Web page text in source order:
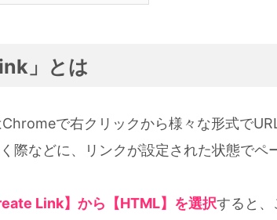
」とは
Chromeで右クリックから様々な形式で
際などに、リンクが設定された状態で
Link】から【HTML】を選択すると